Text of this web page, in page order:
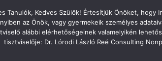
Főoldal Hírek Tudás Állandóság Gondolkodás
Tatabányai
Tanulók, Kedves Szülők! Értesítjük Önöket, hogy
az Önök, vagy gyermekeik személyes
alábbi elérhetőségeinek valamelyikén
tisztviselője: Dr. Lórodi László Reé Consulting